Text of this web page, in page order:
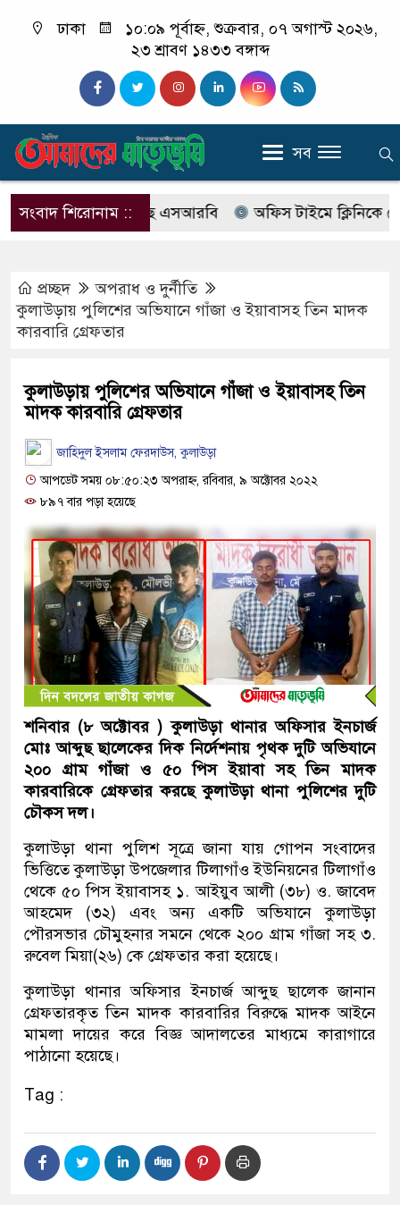
ঢাকা
১০:০৯ পূর্বাহ্ন, শুক্রবার, ০৭ অগাস্ট ২০২৬,
২৩ শ্রাবণ ১৪৩৩ বঙ্গাব্দ
সব
সংবাদ শিরোনাম ::
নাম বদলে আসছে এসআরবি অফিস টাইমে ক্লিনিকে রোগী
প্রচ্ছদ
অপরাধ ‍ও দুর্নীতি
কুলাউড়ায় পুলিশের অভিযানে গাঁজা ও ইয়াবাসহ তিন মাদক
কারবারি গ্রেফতার
কুলাউড়ায় পুলিশের অভিযানে গাঁজা ও ইয়াবাসহ তিন
মাদক কারবারি গ্রেফতার
জাহিদুল ইসলাম ফেরদাউস, কুলাউড়া
আপডেট সময় ০৮:৫০:২৩ অপরাহ্ন, রবিবার, ৯ অক্টোবর ২০২২
৮৯৭ বার পড়া হয়েছে
শনিবার (৮ অক্টোবর ) কুলাউড়া থানার অফিসার ইনচার্জ
মোঃ আব্দুছ ছালেকের দিক নির্দেশনায় পৃথক দুটি অভিযানে
২০০ গ্রাম গাঁজা ও ৫০ পিস ইয়াবা সহ তিন মাদক
কারবারিকে গ্রেফতার করছে কুলাউড়া থানা পুলিশের দুটি
চৌকস দল।
কুলাউড়া থানা পুলিশ সূত্রে জানা যায় গোপন সংবাদের
ভিত্তিতে কুলাউড়া উপজেলার টিলাগাঁও ইউনিয়নের টিলাগাঁও
থেকে ৫০ পিস ইয়াবাসহ ১. আইয়ুব আলী (৩৮) ও. জাবেদ
আহমেদ (৩২) এবং অন্য একটি অভিযানে কুলাউড়া
পৌরসভার চৌমুহনার সমনে থেকে ২০০ গ্রাম গাঁজা সহ ৩.
রুবেল মিয়া(২৬) কে গ্রেফতার করা হয়েছে।
কুলাউড়া থানার অফিসার ইনচার্জ আব্দুছ ছালেক জানান
গ্রেফতারকৃত তিন মাদক কারবারির বিরুদ্ধে মাদক আইনে
মামলা দায়ের করে বিজ্ঞ আদালতের মাধ্যমে কারাগারে
পাঠানো হয়েছে।
Tag :